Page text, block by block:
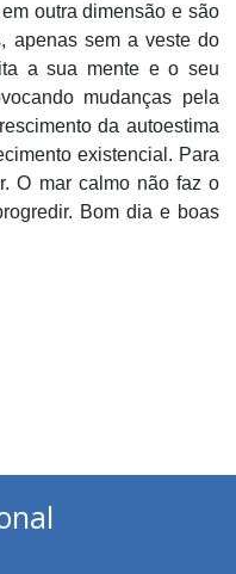
outra dimensão e são
apenas sem a veste do
a sua mente e o seu
mudanças pela
da autoestima
existencial. Para
O mar calmo não faz o
Bom dia e boas